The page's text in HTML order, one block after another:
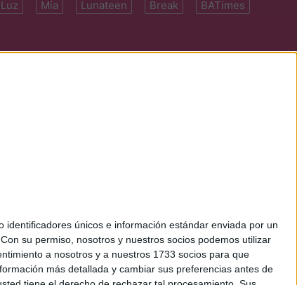
únicos e información estándar enviada por un
Con su permiso, nosotros y nuestros socios podemos utilizar
a nosotros y a nuestros 1733 socios para que
más detallada y cambiar sus preferencias antes de
Luz Mía Lunateen Break BATimes